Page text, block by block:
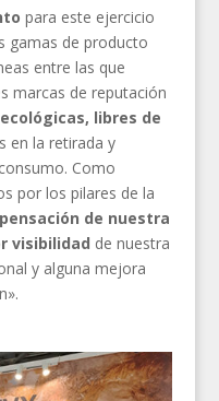
para este ejercicio
gamas de producto
entre las que
marcas de reputación
libres de
en la retirada y
Como
por los pilares de la
de nuestra
visibilidad de nuestra
y alguna mejora